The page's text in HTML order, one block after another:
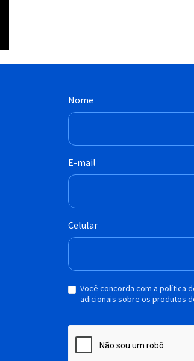
Nome
E-mail
Celular
Você concorda com a política
adicionais sobre os produtos